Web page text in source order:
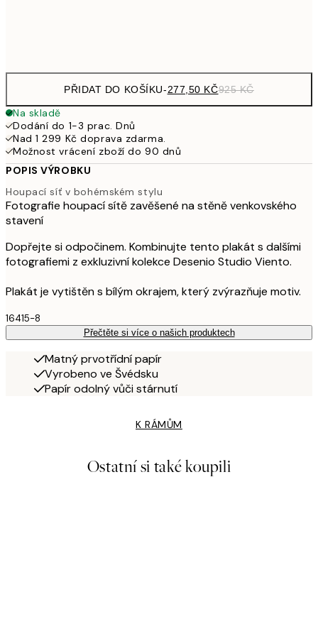
PŘIDAT DO KOŠÍKU-277,50 KČ925 KČ
Na skladě
Dodání do 1-3 prac. Dnů
Nad 1 299 Kč doprava zdarma.
Možnost vrácení zboží do 90 dnů
POPIS VÝROBKU
Houpací síť v bohémském stylu
Fotografie houpací sítě zavěšené na stěně venkovského
stavení
Dopřejte si odpočinem. Kombinujte tento plakát s dalšími
fotografiemi z exkluzivní kolekce Desenio Studio Viento.
Plakát je vytištěn s bílým okrajem, který zvýrazňuje motiv.
16415-8
Přečtěte si více o našich produktech
Matný prvotřídní papír
Vyrobeno ve Švédsku
Papír odolný vůči stárnutí
K RÁMŮM
Ostatní si také koupili